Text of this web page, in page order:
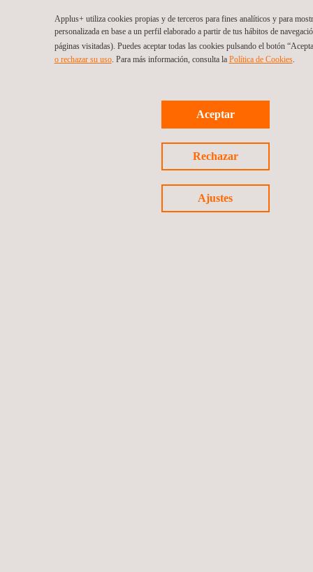
Applus+ utiliza cookies propias y de terceros para fines analíticos y para
personalizada en base a un perfil elaborado a partir de tus hábitos de
páginas visitadas). Puedes aceptar todas las cookies pulsando el botón
o rechazar su uso. Para más información, consulta la Política de Cookies.
Aceptar
Rechazar
Ajustes